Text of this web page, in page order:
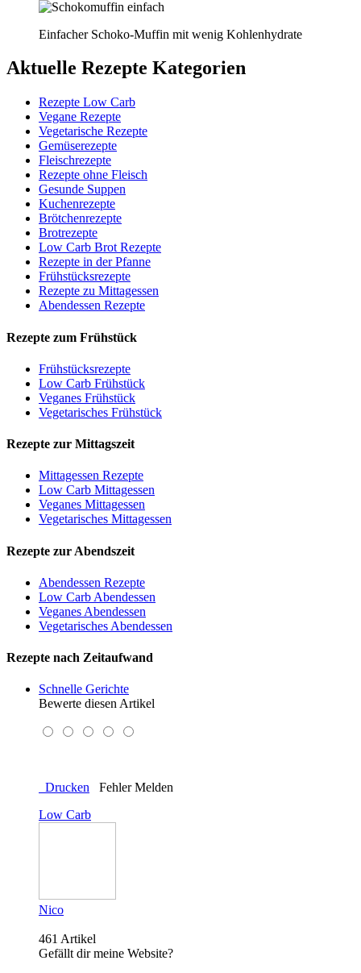
Einfacher Schoko-Muffin mit wenig Kohlenhydrate
Aktuelle Rezepte Kategorien
Rezepte Low Carb
Vegane Rezepte
Vegetarische Rezepte
Gemüserezepte
Fleischrezepte
Rezepte ohne Fleisch
Gesunde Suppen
Kuchenrezepte
Brötchenrezepte
Brotrezepte
Low Carb Brot Rezepte
Rezepte in der Pfanne
Frühstücksrezepte
Rezepte zu Mittagessen
Abendessen Rezepte
Rezepte zum Frühstück
Frühstücksrezepte
Low Carb Frühstück
Veganes Frühstück
Vegetarisches Frühstück
Rezepte zur Mittagszeit
Mittagessen Rezepte
Low Carb Mittagessen
Veganes Mittagessen
Vegetarisches Mittagessen
Rezepte zur Abendszeit
Abendessen Rezepte
Low Carb Abendessen
Veganes Abendessen
Vegetarisches Abendessen
Rezepte nach Zeitaufwand
Schnelle Gerichte
Bewerte diesen Artikel
Drucken
Fehler Melden
Low Carb
Nico
461 Artikel
Gefällt dir meine Website?